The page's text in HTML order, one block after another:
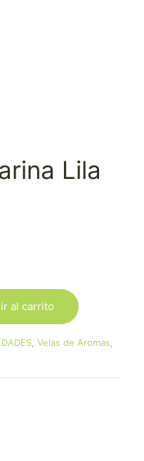
Lila
al carrito
, Velas de Aromas,